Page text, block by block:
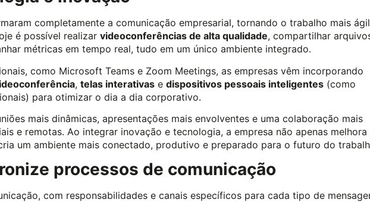
completamente a comunicação empresarial, tornando o trabalho mais
é possível realizar videoconferências de alta qualidade, compartilhar
métricas em tempo real, tudo em um único ambiente integrado.
como Microsoft Teams e Zoom Meetings, as empresas vêm incorporando
, telas interativas e dispositivos pessoais inteligentes (como
para otimizar o dia a dia corporativo.
mais dinâmicas, apresentações mais envolventes e uma colaboração mais
e remotas. Ao integrar inovação e tecnologia, a empresa não apenas melhora
um ambiente mais conectado, produtivo e preparado para o futuro do
processos de comunicação
com responsabilidades e canais específicos para cada tipo de